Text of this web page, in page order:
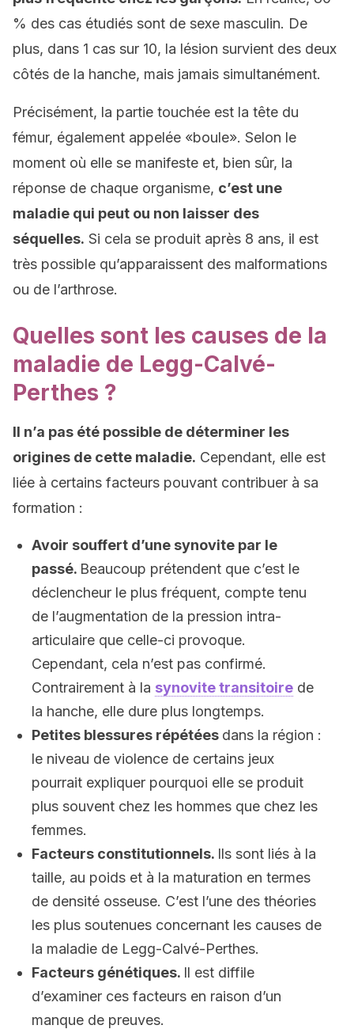
% des cas étudiés sont de sexe masculin. De
plus, dans 1 cas sur 10, la lésion survient des deux
côtés de la hanche, mais jamais simultanément.
Précisément, la partie touchée est la tête du
fémur, également appelée «boule». Selon le
moment où elle se manifeste et, bien sûr, la
réponse de chaque organisme, c’est une
maladie qui peut ou non laisser des
séquelles. Si cela se produit après 8 ans, il est
très possible qu’apparaissent des malformations
ou de l’arthrose.
Quelles sont les causes de la
maladie de Legg-Calvé-
Perthes ?
Il n’a pas été possible de déterminer les
origines de cette maladie. Cependant, elle est
liée à certains facteurs pouvant contribuer à sa
formation :
Avoir souffert d’une synovite par le
passé. Beaucoup prétendent que c’est le
déclencheur le plus fréquent, compte tenu
de l’augmentation de la pression intra-
articulaire que celle-ci provoque.
Cependant, cela n’est pas confirmé.
Contrairement à la synovite transitoire de
la hanche, elle dure plus longtemps.
Petites blessures répétées dans la région :
le niveau de violence de certains jeux
pourrait expliquer pourquoi elle se produit
plus souvent chez les hommes que chez les
femmes.
Facteurs constitutionnels. Ils sont liés à la
taille, au poids et à la maturation en termes
de densité osseuse. C’est l’une des théories
les plus soutenues concernant les causes de
la maladie de Legg-Calvé-Perthes.
Facteurs génétiques. Il est diffile
d’examiner ces facteurs en raison d’un
manque de preuves.